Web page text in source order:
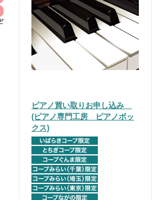
ピアノ買い取りお申し込み
(ピアノ専門工房 ピアノボッ
クス)